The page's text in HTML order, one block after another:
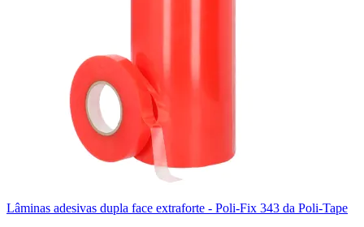
Lâminas adesivas dupla face extraforte - Poli-Fix 343 da Poli-Tape